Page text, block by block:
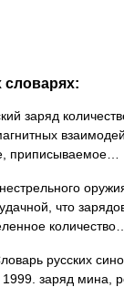
словарях:
заряд
что
русских
заряд мина,